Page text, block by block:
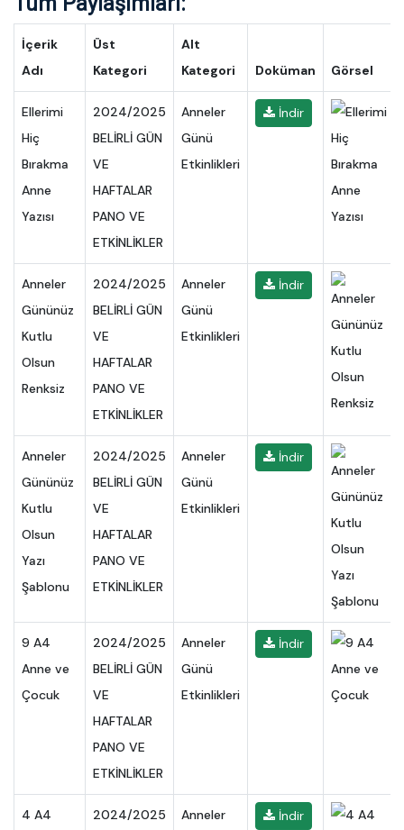
İçerik
Adı
Üst
Kategori
Alt
Kategori
Doküman Görsel
Ellerimi
Hiç
Bırakma
Anne
Yazısı
2024/2025
BELİRLİ GÜN
VE
HAFTALAR
PANO VE
ETKİNLİKLER
Anneler
Günü
Etkinlikleri
İndir
Anneler
Gününüz
Kutlu
Olsun
Renksiz
2024/2025
BELİRLİ GÜN
VE
HAFTALAR
PANO VE
ETKİNLİKLER
Anneler
Günü
Etkinlikleri
İndir
Anneler
Gününüz
Kutlu
Olsun
Yazı
Şablonu
2024/2025
BELİRLİ GÜN
VE
HAFTALAR
PANO VE
ETKİNLİKLER
Anneler
Günü
Etkinlikleri
İndir
9 A4
Anne ve
Çocuk
2024/2025
BELİRLİ GÜN
VE
HAFTALAR
PANO VE
ETKİNLİKLER
Anneler
Günü
Etkinlikleri
İndir
4 A4
2024/2025
Anneler
İndir